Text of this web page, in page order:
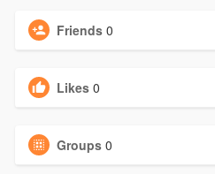
Friends 0
Likes 0
Groups 0